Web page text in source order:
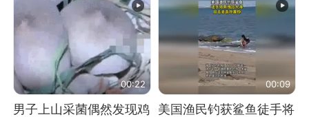
00:22
男子上山采菌偶然发现鸡
00:09
美国渔民钓获鲨鱼徒手将